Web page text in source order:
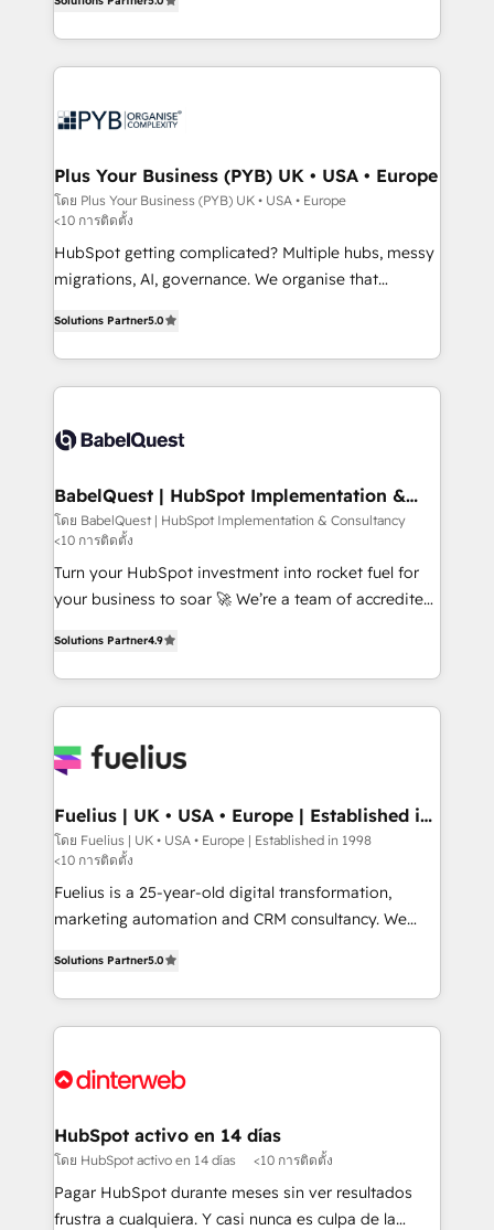
nurturing sequences. - Cross-hub setup across
Marketing, Sales, Operations, and Service Hubs. -
Ongoing optimization, managed support, and
powerful growth engine. Built to convert, scale, and
paid media, content marketing, AEO and GEO (AI
search optimisation), and HubSpot Content Hub and
WordPress development. We work with enterprise
professional services, financial services and
Town, Dubai & London. 500+ HubSpot CRM
implementations delivered. AI visibility coverage
across ChatGPT, Claude, Perplexity, Gemini and
Google AI Overviews. HubSpot Impact Award -
Customer First HubSpot Impact Award - Integrations
Migration Excellence HubSpot Impact Award -
Platform Excellence 40+ full-time HubSpot
professionals. 100s of certifications and
Plus Your Business (PYB) UK • USA • Europe
โดย Plus Your Business (PYB) UK • USA • Europe
<10 การติดตั้ง
HubSpot getting complicated? Multiple hubs, messy
migrations, AI, governance. We organise that
Welcome to our Profile! We help with: • CRM
implementation, reports, workflows, and team
training • CRM migration from Salesforce, Pipedrive,
custom API integrations • AI governance for
Boutique 'Elite' team of 12 • 150+ clients across Sales
Hub, Marketing Hub, Service Hub, Data Hub and
CMS • ISO/IEC 27001:2022, ISO 9001:2015, and ISO
42001:2023 certified - the AI management standard •
GuardHub: our AI governance framework, built on
'𝗖𝗼𝗻𝘁𝗮𝗰𝘁 𝗯𝘂𝘀𝗶𝗻𝗲𝘀𝘀' button to get in touch (𝘸𝘦'𝘳𝘦
𝘴𝘶𝘱𝘦𝘳 𝘳𝘦𝘴𝘱𝘰𝘯𝘴𝘪𝘷𝘦)
Solutions Partner5.0
BabelQuest | HubSpot Implementation &
Consultancy
โดย BabelQuest | HubSpot Implementation & Consultancy
<10 การติดตั้ง
Turn your HubSpot investment into rocket fuel for
your business to soar 🚀 We’re a team of accredited
implement the platform into complex business
environments, optimise what you've got and make
sure you can actually use it, build your website in
for you and execute it on HubSpot. We are on the
framework, meaning we've been accredited by
HubSpot and vetted by the CCS, which means we
can support public sector companies as well the
other ones listed in our profile. Our services: -
HubSpot implementation - HubSpot CMS website
is there for you to: - Grow revenue, and run your
business more efficiently - Build stronger
relationships with customers - Make better
more people - Get the most out of your HubSpot
Solutions Partner4.9
Fuelius | UK • USA • Europe | Established in
1998
โดย Fuelius | UK • USA • Europe | Established in 1998
<10 การติดตั้ง
Fuelius is a 25-year-old digital transformation,
marketing automation and CRM consultancy. We
maximise their return from digital and fuel their
growth. We modernise platforms, streamline
operations that are causing inefficiencies, improve
supercharge revenue operations Key services: • CRM
Transformation / Web Development • RevOps &
Sales Consulting • Marketing Automation What
makes us different? 🚀 Top 0.5% of global HubSpot
agencies ⚙️ The strongest technical ability and
Solutions Partner5.0
HubSpot activo en 14 días
โดย HubSpot activo en 14 días <10 การติดตั้ง
Pagar HubSpot durante meses sin ver resultados
frustra a cualquiera. Y casi nunca es culpa de la